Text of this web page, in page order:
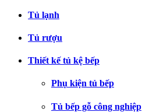
Tủ lạnh
Tủ rượu
Thiết kế tủ kệ bếp
Phụ kiện tủ bếp
Tủ bếp gỗ công nghiệp